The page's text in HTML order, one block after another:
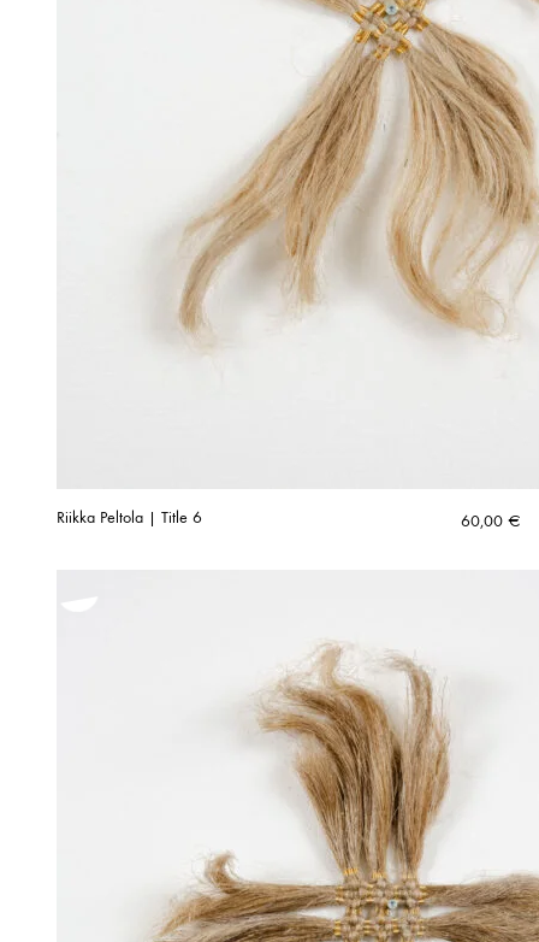
Riikka Peltola | Title 6 60,00 €